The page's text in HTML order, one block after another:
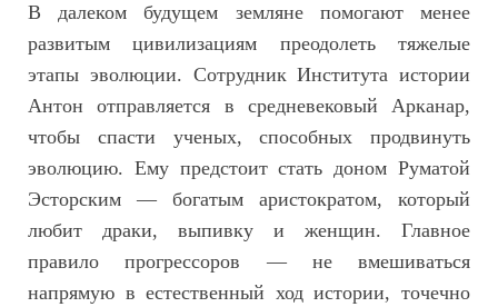
В далеком будущем земляне помогают менее
развитым цивилизациям преодолеть тяжелые
этапы эволюции. Сотрудник Института истории
Антон отправляется в средневековый Арканар,
чтобы спасти ученых, способных продвинуть
эволюцию. Ему предстоит стать доном Руматой
Эсторским — богатым аристократом, который
любит драки, выпивку и женщин. Главное
правило прогрессоров — не вмешиваться
напрямую в естественный ход истории, точечно